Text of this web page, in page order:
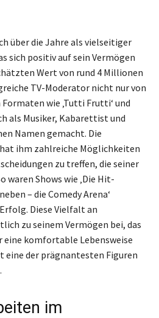
über die Jahre als vielseitiger
sich positiv auf sein Vermögen
Wert von rund 4 Millionen
TV-Moderator nicht nur von
wie ‚Tutti Frutti‘ und
als Musiker, Kabarettist und
Namen gemacht. Die
ihm zahlreiche Möglichkeiten
zu treffen, die seiner
waren Shows wie ‚Die Hit-
– die Comedy Arena‘
Diese Vielfalt an
zu seinem Vermögen bei, das
komfortable Lebensweise
der prägnantesten Figuren
im